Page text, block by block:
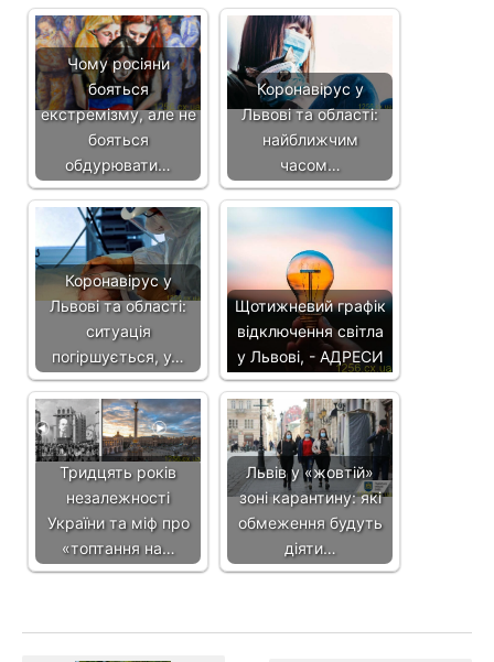
Чому росіяни
бояться
екстремізму, але не
бояться
обдурювати…
Коронавірус у
Львові та області:
найближчим
часом…
Коронавірус у
Львові та області:
ситуація
погіршується, у…
Щотижневий графік
відключення світла
у Львові, - АДРЕСИ
Тридцять років
незалежності
України та міф про
«топтання на…
Львів у «жовтій»
зоні карантину: які
обмеження будуть
діяти…